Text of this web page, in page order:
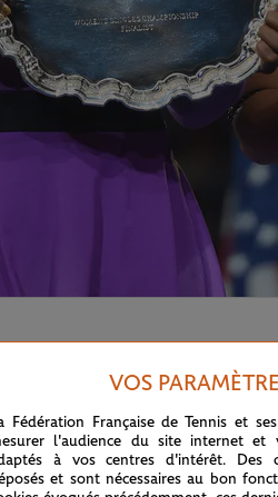
Serena Williams est de
VOS
Fédération Française de Tennis et
l'audience du site internet et
à vos centres d'intérêt. Des
et sont nécessaires au bon